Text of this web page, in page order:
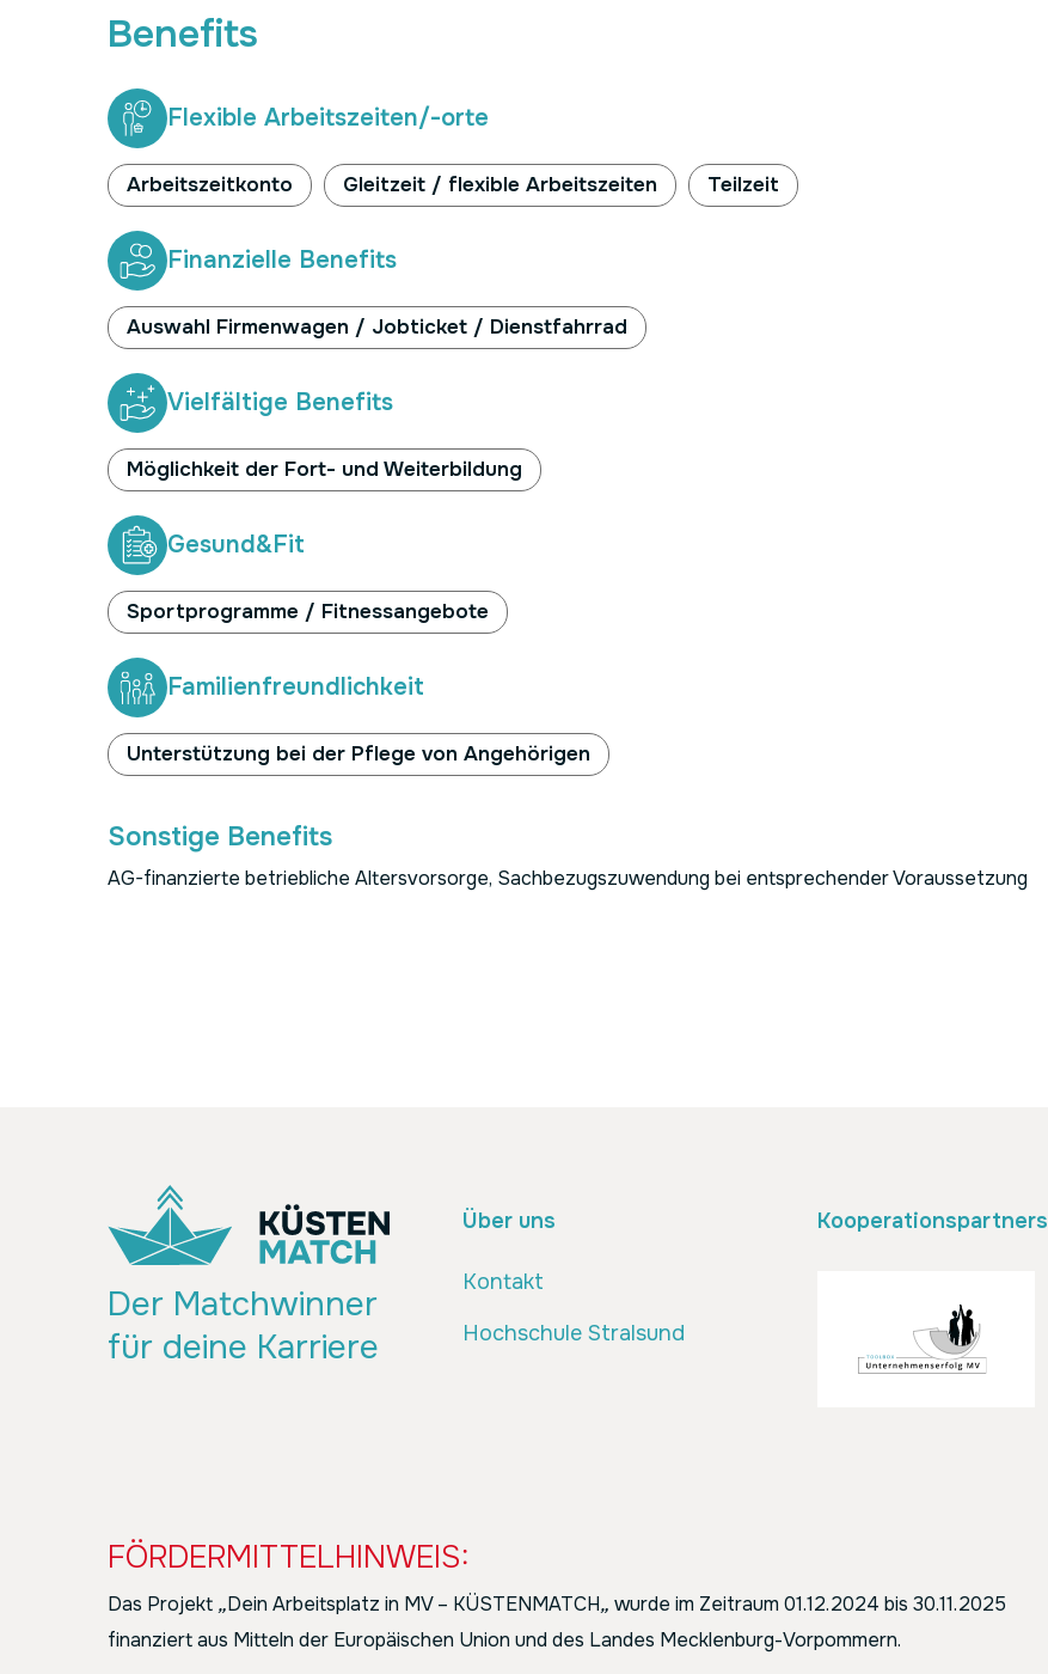
Benefits
Flexible Arbeitszeiten/-orte
Arbeitszeitkonto Gleitzeit / flexible Arbeitszeiten Teilzeit
Finanzielle Benefits
Auswahl Firmenwagen / Jobticket / Dienstfahrrad
Vielfältige Benefits
Möglichkeit der Fort- und Weiterbildung
Gesund&Fit
Sportprogramme / Fitnessangebote
Familienfreundlichkeit
Unterstützung bei der Pflege von Angehörigen
Sonstige Benefits
AG-finanzierte betriebliche Altersvorsorge, Sachbezugszuwendung bei entsprechender Voraussetzung
Der Matchwinner
für deine Karriere
Über uns
Kontakt
Hochschule Stralsund
Kooperationspartners
FÖRDERMITTELHINWEIS:
Das Projekt „Dein Arbeitsplatz in MV – KÜSTENMATCH„ wurde im Zeitraum 01.12.2024 bis 30.11.2025
finanziert aus Mitteln der Europäischen Union und des Landes Mecklenburg-Vorpommern.